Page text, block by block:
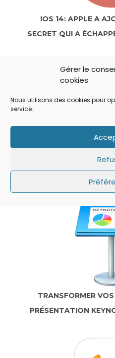
Gérer le
cookies
Nous utilisons des cookies pour
service.
IOS 14: APPLE A
SECRET QUI A
IOS: QUE FAIRE SI LE
PAS SUR L’ÉCRAN
TRANSFORMER
PRÉSENTATION